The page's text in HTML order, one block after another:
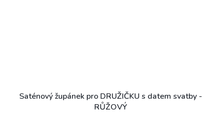
Saténový župánek pro DRUŽIČKU s datem svatby -
RŮŽOVÝ